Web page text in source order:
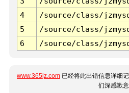
4
/source/class/
5
/source/class/
6
/source/class/
www.365jz.com 已经将此出错信息详细
们深感歉